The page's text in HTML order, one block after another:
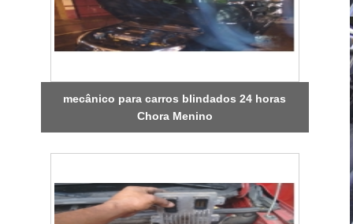
mecânico para carros blindados 24 horas
Chora Menino